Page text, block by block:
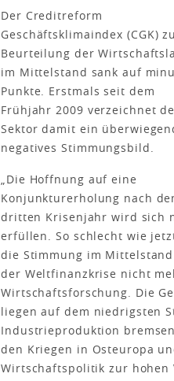
Der Creditreform
Geschäftsklimaindex (CGK)
Beurteilung der
im Mittelstand sank auf
Punkte. Erstmals seit dem
Frühjahr 2009 verzeichnet
Sektor damit ein
negatives Stimmungsbild.
„Die Hoffnung auf eine
Konjunkturerholung nach
dritten Krisenjahr wird sich
erfüllen. So schlecht wie
die Stimmung im
der Weltfinanzkrise nicht
Wirtschaftsforschung. Die
liegen auf dem niedrigsten
Industrieproduktion
den Kriegen in Osteuropa
Wirtschaftspolitik zur hohen